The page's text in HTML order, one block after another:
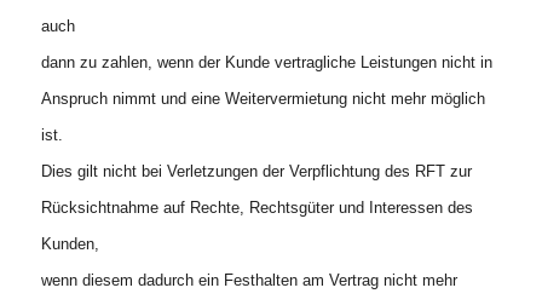
auch
dann zu zahlen, wenn der Kunde vertragliche Leistungen nicht in
Anspruch nimmt und eine Weitervermietung nicht mehr möglich
ist.
Dies gilt nicht bei Verletzungen der Verpflichtung des RFT zur
Rücksichtnahme auf Rechte, Rechtsgüter und Interessen des
Kunden,
wenn diesem dadurch ein Festhalten am Vertrag nicht mehr